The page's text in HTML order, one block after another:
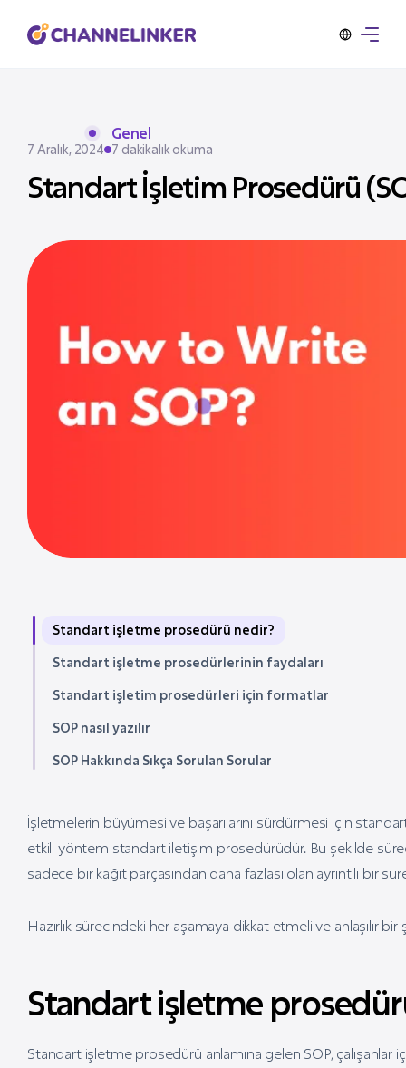
Genel
7 Aralık, 2024 7 dakikalık okuma
Standart İşletim Prosedürü
İşletmelerin büyümesi ve başarılarını sürdürmesi için
etkili yöntem standart iletişim prosedürüdür. Bu şekilde
sadece bir kağıt parçasından daha fazlası olan ayrıntılı bir
Hazırlık sürecindeki her aşamaya dikkat etmeli ve anlaşılır bir
Standart işletme
Standart işletme prosedürü anlamına gelen SOP, çalışanlar
Standart işletme prosedürü nedir?
Standart işletme prosedürlerinin faydaları
Standart işletim prosedürleri için formatlar
SOP nasıl yazılır
SOP Hakkında Sıkça Sorulan Sorular